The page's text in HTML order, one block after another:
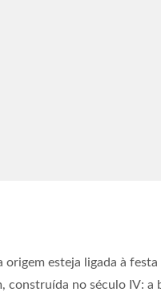
esteja ligada à
no século IV: a